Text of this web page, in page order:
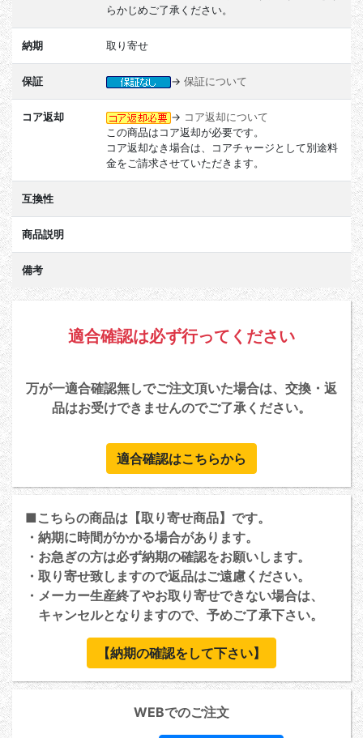
らかじめご了承ください。
納期 取り寄せ
保証 → 保証について
コア返却 → コア返却について
この商品はコア返却が必要です。
コア返却なき場合は、コアチャージとして別途料
金をご請求させていただきます。
互換性
商品説明
備考
適合確認は必ず行ってください
万が一適合確認無しでご注文頂いた場合は、交換・返
品はお受けできませんのでご了承ください。
適合確認はこちらから
■こちらの商品は【取り寄せ商品】です。
・納期に時間がかかる場合があります。
・お急ぎの方は必ず納期の確認をお願いします。
・取り寄せ致しますので返品はご遠慮ください。
・メーカー生産終了やお取り寄せできない場合は、
キャンセルとなりますので、予めご了承下さい。
【納期の確認をして下さい】
WEBでのご注文